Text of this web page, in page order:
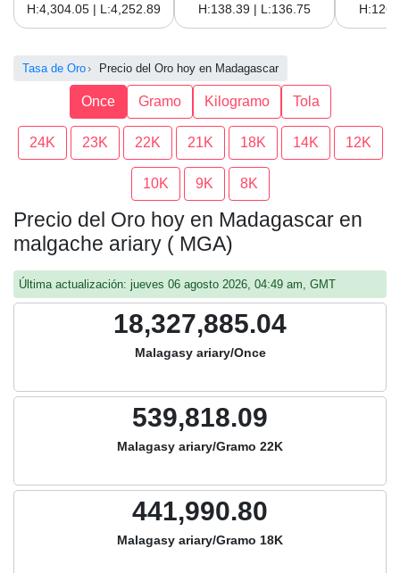
H:4,304.05 | L:4,252.89 H:138.39 | L:136.75
Tasa de Oro Precio del Oro hoy en Madagascar
Once Gramo Kilogramo Tola
24K 23K 22K 21K 18K 14K 12K
10K 9K 8K
Precio del Oro hoy en Madagascar en
malgache ariary ( MGA)
Última actualización: jueves 06 agosto 2026, 04:49 am, GMT
18,327,885.04
Malagasy ariary/Once
539,818.09
Malagasy ariary/Gramo 22K
441,990.80
Malagasy ariary/Gramo 18K